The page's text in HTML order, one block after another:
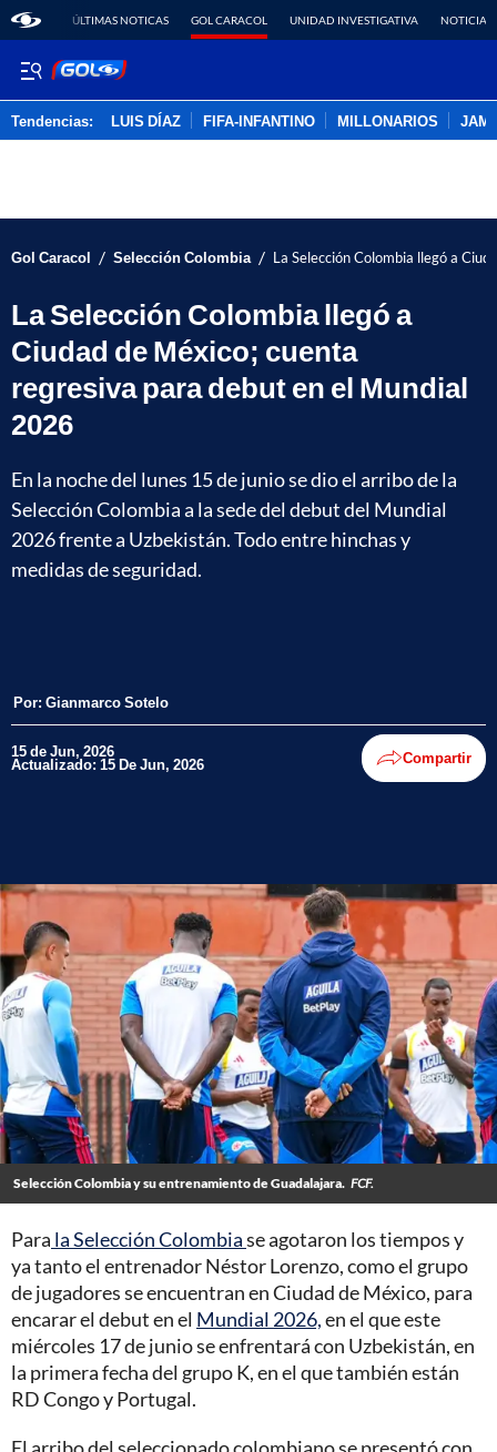
ÚLTIMAS NOTICAS GOL CARACOL UNIDAD INVESTIGATIVA NOTICIAS
Tendencias: LUIS DÍAZ FIFA-INFANTINO MILLONARIOS
Gol Caracol / Selección Colombia / La Selección Colombia llegó a
La Selección Colombia llegó a
Ciudad de México; cuenta
regresiva para debut en el Mundial
2026
En la noche del lunes 15 de junio se dio el arribo de la
Selección Colombia a la sede del debut del Mundial
2026 frente a Uzbekistán. Todo entre hinchas y
medidas de seguridad.
Por: Gianmarco Sotelo
15 de Jun, 2026
Actualizado: 15 De Jun, 2026 Compartir
Selección Colombia y su entrenamiento de Guadalajara. FCF.
Para la Selección Colombiase agotaron los tiempos y
ya tanto el entrenador Néstor Lorenzo, como el grupo
de jugadores se encuentran en Ciudad de México, para
encarar el debut en el Mundial 2026,en el que este
miércoles 17 de junio se enfrentará con Uzbekistán, en
la primera fecha del grupo K, en el que también están
RD Congo y Portugal.
El arribo del seleccionado colombiano se presentó con